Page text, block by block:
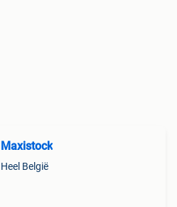
Maxistock
Heel België